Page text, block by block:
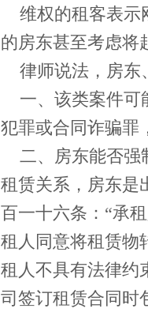
维权的租客表示
的房东甚至考虑将
律师说法，房东
一、该类案件可
犯罪或合同诈骗罪
二、房东能否强
租赁关系，房东是
百一十六条：“承
租人同意将租赁物
租人不具有法律约
司签订租赁合同时